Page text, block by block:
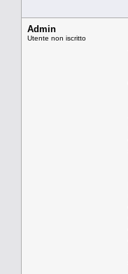
Admin
Utente non iscritto